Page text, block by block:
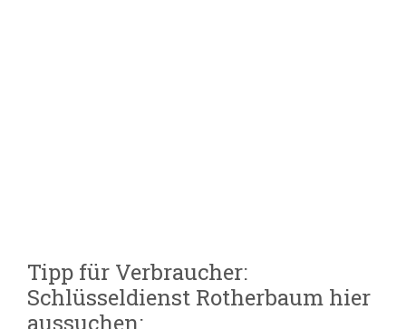
Tipp für Verbraucher:
Schlüsseldienst Rotherbaum hier
aussuchen: